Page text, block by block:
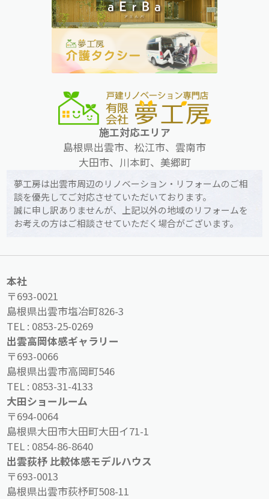
施工対応エリア
島根県出雲市、松江市、雲南市
大田市、川本町、美郷町
夢工房は出雲市周辺のリノベーション・リフォームのご相
談を優先してご対応させていただいております。
誠に申し訳ありませんが、上記以外の地域のリフォームを
お考えの方はご相談させていただく場合がございます。
本社
〒693-0021
島根県出雲市塩冶町826-3
TEL : 0853-25-0269
出雲高岡体感ギャラリー
〒693-0066
島根県出雲市高岡町546
TEL : 0853-31-4133
大田ショールーム
〒694-0064
島根県大田市大田町大田イ71-1
TEL : 0854-86-8640
出雲荻杼 比較体感モデルハウス
〒693-0013
島根県出雲市荻杼町508-11